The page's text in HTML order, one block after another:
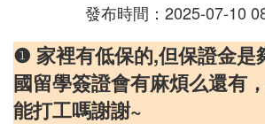
發布時間：2025-07-10
❶ 家裡有低保的,但保證金是
國留學簽證會有麻煩么還有
能打工嗎謝謝~